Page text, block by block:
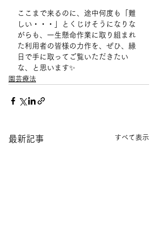
ここまで来るのに、途中何度も「難
しい・・・」とくじけそうになりな
がらも、一生懸命作業に取り組まれ
た利用者の皆様の力作を、ぜひ、縁
日で手に取ってご覧いただきたい
な、と思います✨
園芸療法
最新記事 すべて表示